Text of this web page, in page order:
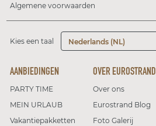
Algemene voorwaarden
Kies een taal Nederlands (NL)
AANBIEDINGEN
PARTY TIME
MEIN URLAUB
Vakantiepakketten
OVER EUROSTRAND
Over ons
Eurostrand Blog
Foto Galerij